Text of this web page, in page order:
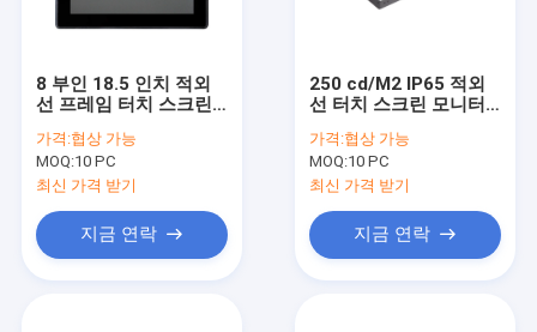
8 부인 18.5 인치 적외
선 프레임 터치 스크린
가격:협상 가능
MOQ:10 PC
최신 가격 받기
지금 연락
250 cd/M2 IP65 적외
선 터치 스크린 모니터
가격:협상 가능
MOQ:10 PC
최신 가격 받기
지금 연락